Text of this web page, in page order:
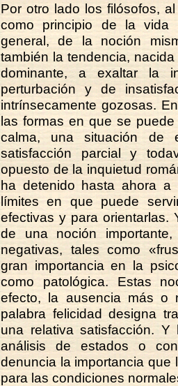
Por otro lado los filósofos,
como principio de la vida
general, de la noción
también la tendencia,
dominante, a exaltar la
perturbación y de
intrínsecamente gozosas.
las formas en que se
calma, una situación de
satisfacción parcial y
opuesto de la inquietud
ha detenido hasta ahora
límites en que puede
efectivas y para orientarlas.
de una noción
negativas, tales como
gran importancia en la
como patológica. Estas
efecto, la ausencia más o
palabra felicidad designa
una relativa satisfacción.
análisis de estados o
denuncia la importancia que
para las condiciones